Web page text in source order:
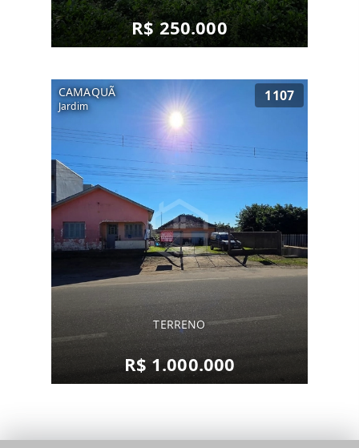
R$ 250.000
CAMAQUÃ
Jardim
1107
TERRENO
R$ 1.000.000